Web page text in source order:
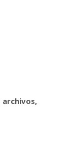
archivos,